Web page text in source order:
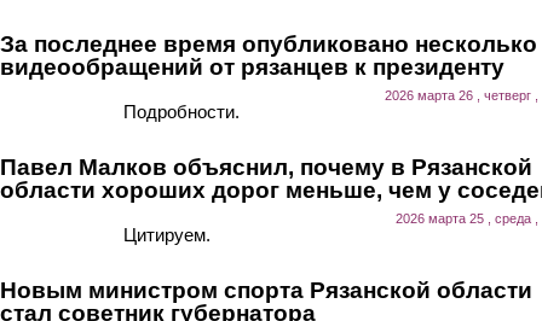
За последнее время опубликовано несколько
видеообращений от рязанцев к президенту
2026 марта 26 , четверг ,
Подробности.
Павел Малков объяснил, почему в Рязанской
области хороших дорог меньше, чем у
2026 марта 25 , среда ,
Цитируем.
Новым министром спорта Рязанской области
стал советник губернатора